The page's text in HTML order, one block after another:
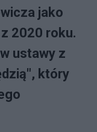
jako
2020 roku.
ustawy z
który